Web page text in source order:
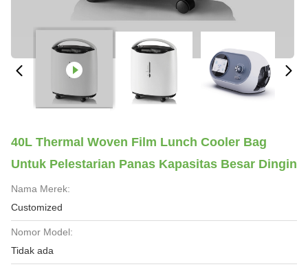
40L Thermal Woven Film Lunch Cooler Bag
Untuk Pelestarian Panas Kapasitas Besar Dingin
Nama Merek:
Customized
Nomor Model:
Tidak ada